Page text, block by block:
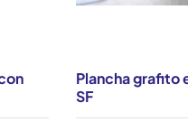
Plancha grafito
SF